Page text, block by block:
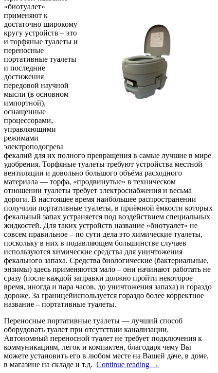
«биотуалет»
применяют к
достаточно широкому
кругу устройств – это
и торфяные туалеты и
переносные
портативные туалеты
и последние
достижения
передовой научной
мысли (в основном
импортной),
оснащенные
процессорами,
управляющими
режимами
электроподогрева
фекалий для их полного превращения в самые лучшие в мире
удобрения. Торфяные туалеты требуют устройства местной
вентиляции и довольно большого объёма расходного
материала — торфа, «продвинутые» в техническом
отношении туалеты требует электроснабжения и весьма
дороги. В настоящее время наибольшее распространении
получили портативные туалеты, в приёмной ёмкости которых
фекальный запах устраняется под воздействием специальных
жидкостей. Для таких устройств название «биотуалет» не
совсем правильное – по сути дела это химические туалеты,
поскольку в них в подавляющем большинстве случаев
используются химические средства для уничтожения
фекального запаха. Средства биологические (бактериальные,
энзимы) здесь применяются мало – они начинают работать не
сразу (после каждой заправки должно пройти некоторое
время, иногда и пара часов, до уничтожения запаха) и гораздо
дороже. За границейиспользуется гораздо более корректное
название – портативные туалеты.
Переносные портативные туалеты — лучший способ
оборудовать туалет при отсутствии канализации.
Автономный переносной туалет не требует подключения к
коммуникациям, легок и компактен, благодаря чему Вы
можете установить его в любом месте на Вашей даче, в доме,
в магазине на складе и т.д. Continue reading →